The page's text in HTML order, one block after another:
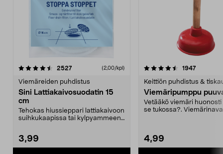
2527arvostelut (2,00/kpl)
Viemäreiden puhdistus
Sini Lattiakaivosuodatin 15
cm
Tehokas hiussieppari lattiakaivoon
suihkukaapissa tai kylpyammeen
3,99
4.5 viidestä
1947
Keittiön puhdistus &
Viemäripumppu
Vetääkö viemäri huonosti
se tukossa?.
4,99
4.0 viidestä